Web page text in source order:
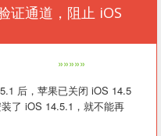
证通道，阻止 iOS
»»»»»
后，苹果已关闭 iOS 14.5
了 iOS 14.5.1，就不能再